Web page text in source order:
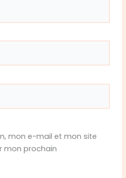
mon e-mail et mon site
mon prochain